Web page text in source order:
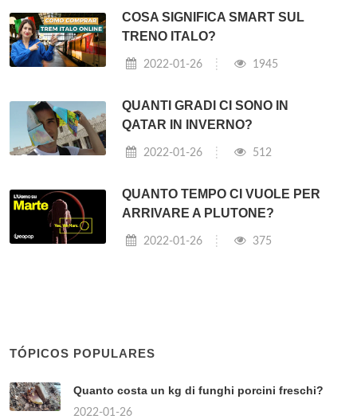
COSA SIGNIFICA SMART SUL
TRENO ITALO?
2022-01-26 1945
QUANTI GRADI CI SONO IN
QATAR IN INVERNO?
2022-01-26 512
QUANTO TEMPO CI VUOLE PER
ARRIVARE A PLUTONE?
2022-01-26 375
TÓPICOS POPULARES
Quanto costa un kg di funghi porcini freschi?
2022-01-26